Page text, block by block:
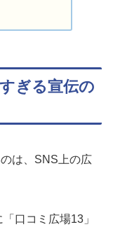
ぎる宣伝の
は、SNS上の広
口コミ広場13」